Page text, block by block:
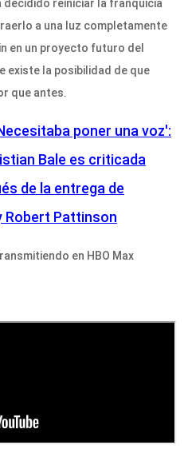
decidido reiniciar la franquicia
a una luz completamente
en un proyecto futuro del
existe la posibilidad de que
que antes.
poner una voz':
Bale es criticada
de la entrega de
Robert Pattinson
en HBO Max